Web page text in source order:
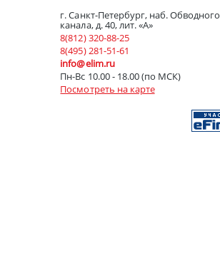
г. Санкт-Петербург, наб. Обводного
канала, д. 40, лит. «А»
8(812) 320-88-25
8(495) 281-51-61
info@elim.ru
Пн-Вс 10.00 - 18.00 (по МСК)
Посмотреть на карте